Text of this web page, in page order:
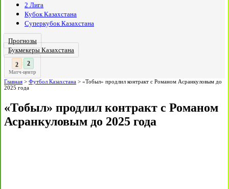
2 Лига
Кубок Казахстана
Суперкубок Казахстана
Прогнозы
Букмекеры Казахстана
:
Матч-центр
Главная > Футбол Казахстана > «Тобыл» продлил контракт с Романом Асранкуловым до
2025 года
«Тобыл» продлил контракт с Романом
Асранкуловым до 2025 года